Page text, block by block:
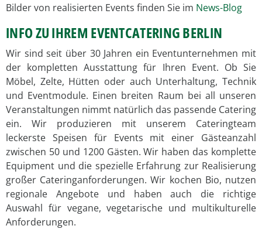
Bilder von realisierten Events finden Sie im News-Blog
INFO ZU IHREM EVENTCATERING BERLIN
Wir sind seit über 30 Jahren ein Eventunternehmen mit
der kompletten Ausstattung für Ihren Event. Ob Sie
Möbel, Zelte, Hütten oder auch Unterhaltung, Technik
und Eventmodule. Einen breiten Raum bei all unseren
Veranstaltungen nimmt natürlich das passende Catering
ein. Wir produzieren mit unserem Cateringteam
leckerste Speisen für Events mit einer Gästeanzahl
zwischen 50 und 1200 Gästen. Wir haben das komplette
Equipment und die spezielle Erfahrung zur Realisierung
großer Cateringanforderungen. Wir kochen Bio, nutzen
regionale Angebote und haben auch die richtige
Auswahl für vegane, vegetarische und multikulturelle
Anforderungen.